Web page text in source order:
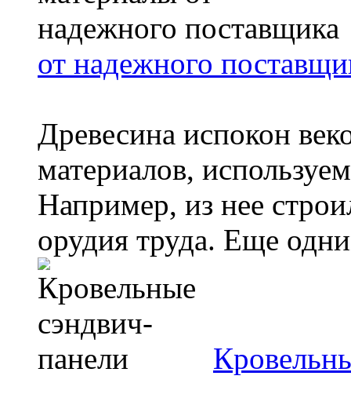
от надежного
Древесина испокон
материалов,
Например, из нее
орудия труда. Еще